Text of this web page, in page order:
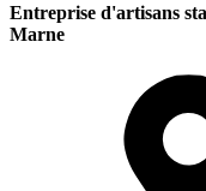
Entreprise d'artisans
Marne